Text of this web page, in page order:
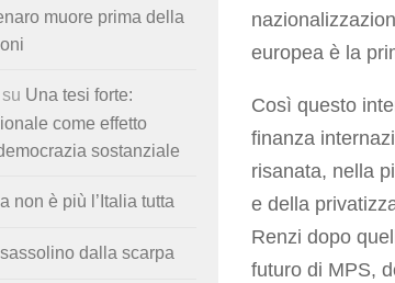
europea è la
Così questo
finanza
risanata, nella
e della
Renzi dopo
futuro di MPS,
muore prima della
su Una tesi forte:
come effetto
sostanziale
non è più l’Italia tutta
dalla scarpa